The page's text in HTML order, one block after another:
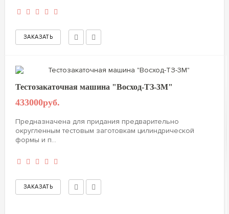
Тестозакаточная машина "Восход-ТЗ-3M"
433000руб.
Предназначена для придания предварительно
округленным тестовым заготовкам цилиндрической
формы и п...